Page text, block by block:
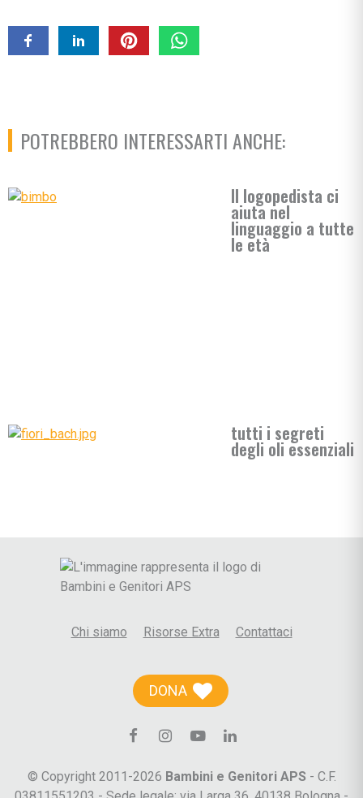
POTREBBERO INTERESSARTI ANCHE:
Il logopedista ci
aiuta nel
linguaggio a tutte
le età
tutti i segreti
degli oli essenziali
Chi siamo Risorse Extra Contattaci
DONA
© Copyright 2011-2026 Bambini e Genitori APS - C.F.